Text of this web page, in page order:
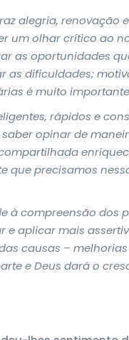
alegria,
um olhar crítico ao
as oportunidades
dificuldades;
é muito
rápidos e
opinar de
precisamos
à compreensão dos
aplicar mais
causas –
e Deus dará o